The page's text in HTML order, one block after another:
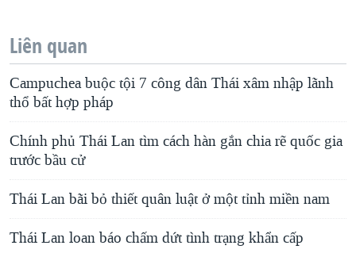
Liên quan
Campuchea buộc tội 7 công dân Thái xâm nhập lãnh
thổ bất hợp pháp
Chính phủ Thái Lan tìm cách hàn gắn chia rẽ quốc gia
trước bầu cử
Thái Lan bãi bỏ thiết quân luật ở một tỉnh miền nam
Thái Lan loan báo chấm dứt tình trạng khẩn cấp